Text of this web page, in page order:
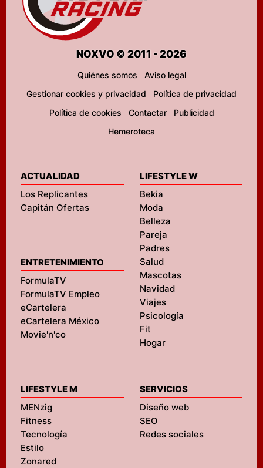
NOXVO © 2011 - 2026
Quiénes somos
Aviso legal
Gestionar cookies y privacidad
Política de privacidad
Política de cookies
Contactar
Publicidad
Hemeroteca
ACTUALIDAD
Los Replicantes
Capitán Ofertas
ENTRETENIMIENTO
FormulaTV
FormulaTV Empleo
eCartelera
eCartelera México
Movie'n'co
LIFESTYLE W
Bekia
Moda
Belleza
Pareja
Padres
Salud
Mascotas
Navidad
Viajes
Psicología
Fit
Hogar
LIFESTYLE M
MENzig
Fitness
Tecnología
Estilo
Zonared
SERVICIOS
Diseño web
SEO
Redes sociales